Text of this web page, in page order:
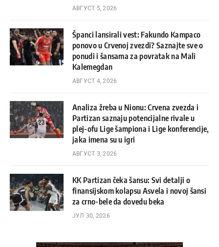
АВГУСТ 5, 2026
Španci lansirali vest: Fakundo Kampaco
ponovo u Crvenoj zvezdi? Saznajte sve o
ponudi i šansama za povratak na Mali
Kalemegdan
АВГУСТ 4, 2026
Analiza žreba u Nionu: Crvena zvezda i
Partizan saznaju potencijalne rivale u
plej-ofu Lige šampiona i Lige konferencije,
jaka imena su u igri
АВГУСТ 3, 2026
KK Partizan čeka šansu: Svi detalji o
finansijskom kolapsu Asvela i novoj šansi
za crno-bele da dovedu beka
ЈУЛ 30, 2026